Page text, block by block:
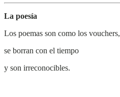
La poesía
Los poemas son como los vouchers,
se borran con el tiempo
y son irreconocibles.